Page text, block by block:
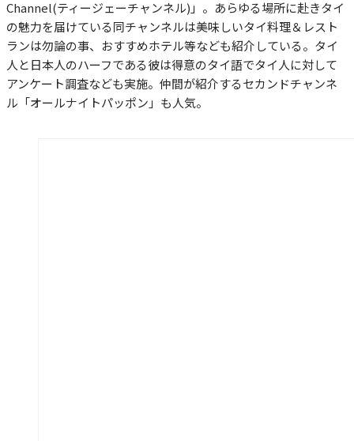
Channel(ティージェーチャンネル)」。あらゆる場所に赴きタイ
の魅力を届けている同チャンネルは美味しいタイ料理＆レスト
ランは勿論の事、おすすめホテル等なども紹介している。タイ
人と日本人のハーフである彼は得意のタイ語でタイ人に対して
アンケート調査なども実施。仲間が紹介するセカンドチャンネ
ル「オールナイトパッポン」も人気。